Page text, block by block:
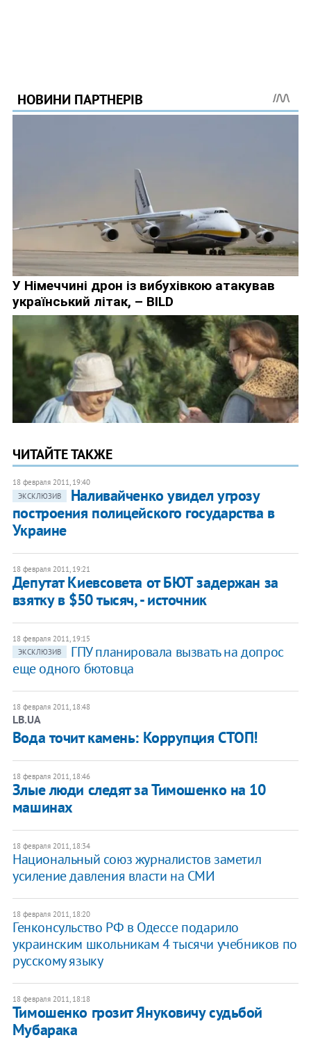
ЧИТАЙТЕ ТАКЖЕ
18 февраля 2011, 19:40
ЭКСКЛЮЗИВ
Наливайченко увидел угрозу
построения полицейского государства в
Украине
18 февраля 2011, 19:21
Депутат Киевсовета от БЮТ задержан за
взятку в $50 тысяч, - источник
18 февраля 2011, 19:15
ЭКСКЛЮЗИВ
ГПУ планировала вызвать на допрос
еще одного бютовца
18 февраля 2011, 18:48
LB.UA
Вода точит камень: Коррупция СТОП!
18 февраля 2011, 18:46
Злые люди следят за Тимошенко на 10
машинах
18 февраля 2011, 18:34
Национальный союз журналистов заметил
усиление давления власти на СМИ
18 февраля 2011, 18:20
Генконсульство РФ в Одессе подарило
украинским школьникам 4 тысячи учебников по
русскому языку
18 февраля 2011, 18:18
Тимошенко грозит Януковичу судьбой
Мубарака